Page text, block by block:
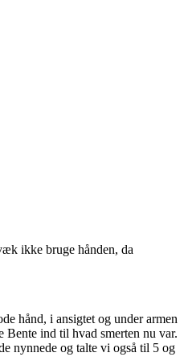
ikke bruge hånden, da
hånd, i ansigtet og under armen
Bente ind til hvad smerten nu var.
nynnede og talte vi også til 5 og